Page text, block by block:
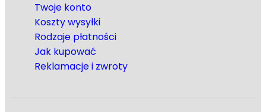
Twoje konto
Koszty wysyłki
Rodzaje płatności
Jak kupować
Reklamacje i zwroty